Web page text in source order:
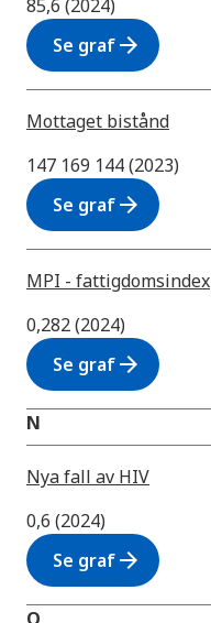
85,6 (2024)
Se grafarrow_forward
Mottaget bistånd
147 169 144 (2023)
Se grafarrow_forward
MPI - fattigdomsindex
0,282 (2024)
Se grafarrow_forward
N
Nya fall av HIV
0,6 (2024)
Se grafarrow_forward